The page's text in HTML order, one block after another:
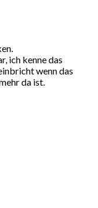
ich kenne das
wenn das
da ist.